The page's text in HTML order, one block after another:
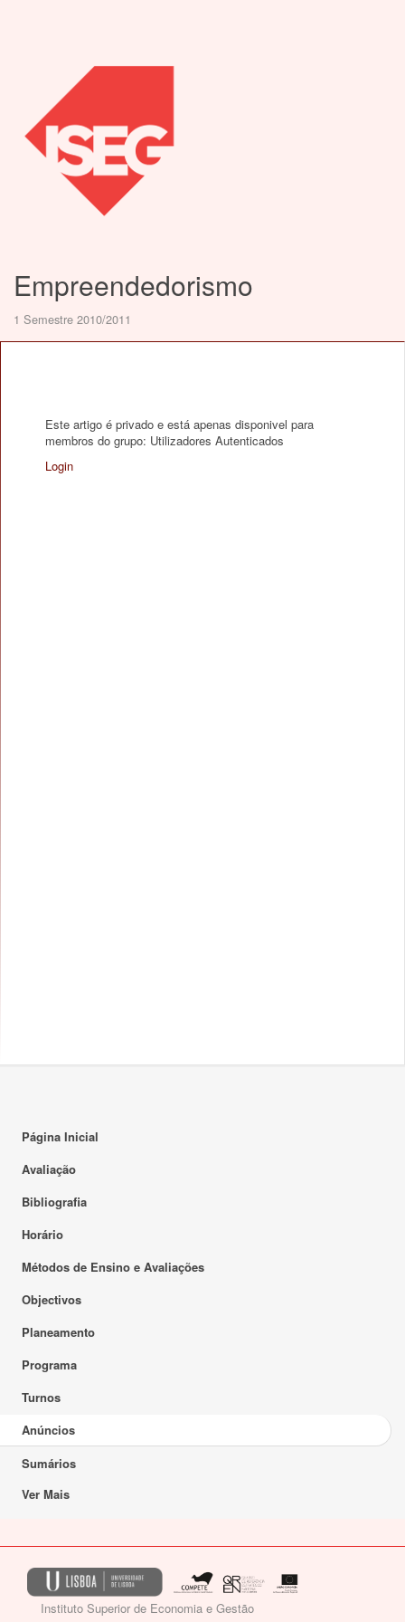
Empreendedorismo
1 Semestre 2010/2011
Este artigo é privado e está apenas disponivel para
membros do grupo: Utilizadores Autenticados
Login
Página Inicial
Avaliação
Bibliografia
Horário
Métodos de Ensino e Avaliações
Objectivos
Planeamento
Programa
Turnos
Anúncios
Sumários
Ver Mais
Instituto Superior de Economia e Gestão